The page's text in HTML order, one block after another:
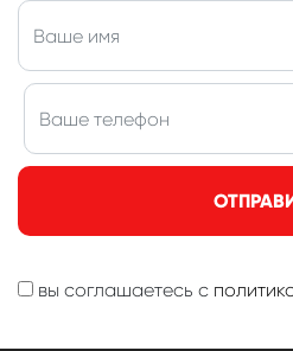
вы соглашаетесь с